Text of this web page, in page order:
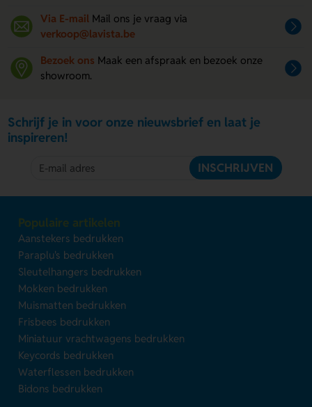
Via E-mail Mail ons je vraag via
verkoop@lavista.be
Bezoek ons Maak een afspraak en bezoek onze
showroom.
Schrijf je in voor onze nieuwsbrief en laat je
inspireren!
INSCHRIJVEN
Populaire artikelen
Aanstekers bedrukken
Paraplu's bedrukken
Sleutelhangers bedrukken
Mokken bedrukken
Muismatten bedrukken
Frisbees bedrukken
Miniatuur vrachtwagens bedrukken
Keycords bedrukken
Waterflessen bedrukken
Bidons bedrukken